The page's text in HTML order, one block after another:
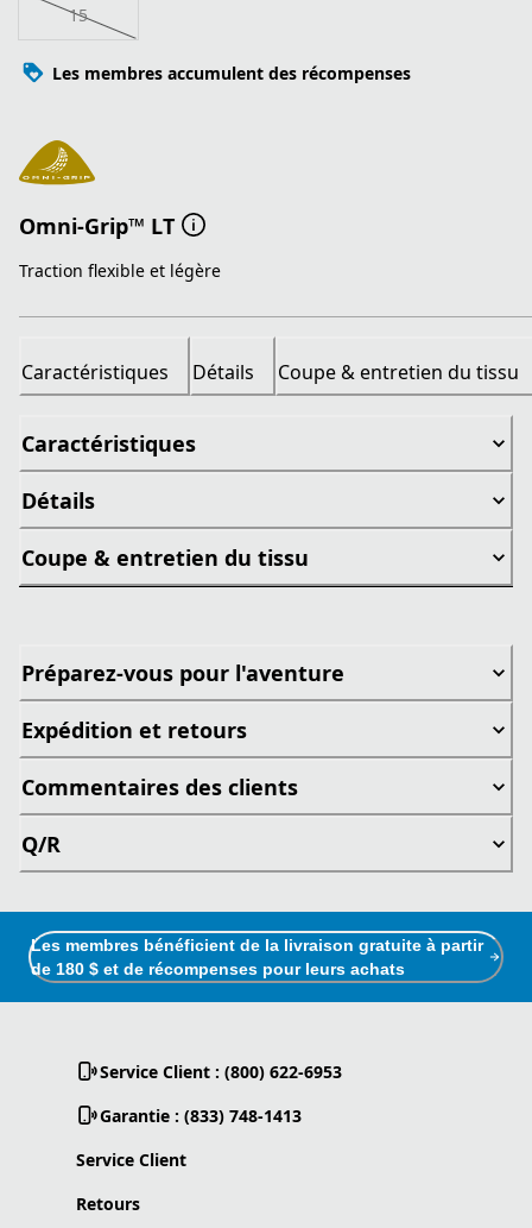
15
Les membres accumulent des récompenses
Omni-Grip™ LT
Traction flexible et légère
Caractéristiques Détails Coupe & entretien du tissu
Caractéristiques
Détails
Coupe & entretien du tissu
Préparez-vous pour l'aventure
Expédition et retours
Commentaires des clients
Q/R
Les membres bénéficient de la livraison gratuite à partir
de 180 $ et de récompenses pour leurs achats
Service Client : (800) 622-6953
Garantie : (833) 748-1413
Service Client
Retours